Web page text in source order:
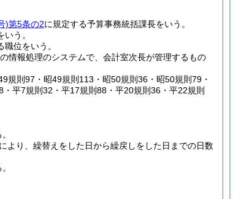
)第5条の2に規定する予算事務統括課長をいう。
う。
職位をいう。
情報処理のシステムで、会計室次長が管理するもの
則97・昭49規則113・昭50規則36・昭50規則79・
平7規則32・平17規則88・平20規則36・平22規則
より、繰替えをした日から繰戻しをした日までの日数